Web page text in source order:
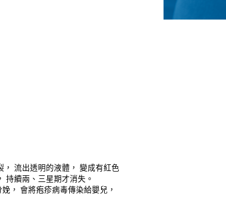
流出透明的液體， 變成有紅色
持續兩、三星期才消失。
， 會將疱疹病毒傳染給嬰兒，